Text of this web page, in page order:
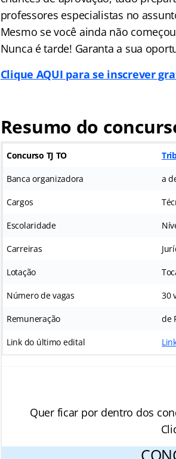
professores especialistas no
Mesmo se você ainda não
Nunca é tarde! Garanta a sua
Clique AQUI para se inscrever
Resumo do
Concurso TJ TO
Banca organizadora a
Cargos
Escolaridade
Carreiras
Lotação
Número de vagas 30
Remuneração de
Link do último edital
Quer ficar por dentro dos